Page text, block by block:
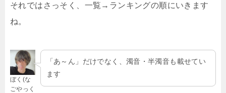
それではさっそく、一覧→ランキングの順にいきます
ね。
ぼく(な
ごやっく
「あ～ん」だけでなく、濁音・半濁音も載せてい
ます